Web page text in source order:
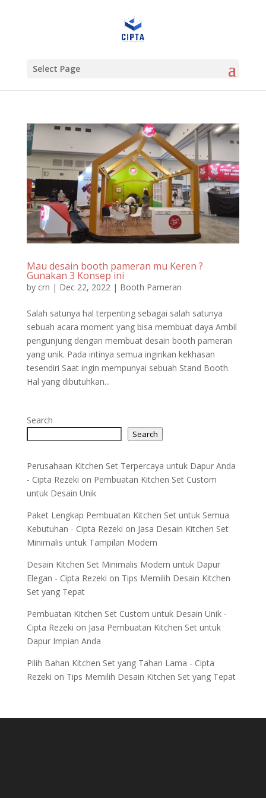
Select Page
Mau desain booth pameran mu Keren ?
Gunakan 3 Konsep ini
by crn | Dec 22, 2022 | Booth Pameran
Salah satunya hal terpenting sebagai salah satunya
sebuah acara moment yang bisa membuat daya Ambil
pengunjung dengan membuat desain booth pameran
yang unik. Pada intinya semua inginkan kekhasan
tesendiri Saat ingin mempunyai sebuah Stand Booth.
Hal yang dibutuhkan...
Search
Search
Perusahaan Kitchen Set Terpercaya untuk Dapur Anda
- Cipta Rezeki on Pembuatan Kitchen Set Custom
untuk Desain Unik
Paket Lengkap Pembuatan Kitchen Set untuk Semua
Kebutuhan - Cipta Rezeki on Jasa Desain Kitchen Set
Minimalis untuk Tampilan Modern
Desain Kitchen Set Minimalis Modern untuk Dapur
Elegan - Cipta Rezeki on Tips Memilih Desain Kitchen
Set yang Tepat
Pembuatan Kitchen Set Custom untuk Desain Unik -
Cipta Rezeki on Jasa Pembuatan Kitchen Set untuk
Dapur Impian Anda
Pilih Bahan Kitchen Set yang Tahan Lama - Cipta
Rezeki on Tips Memilih Desain Kitchen Set yang Tepat